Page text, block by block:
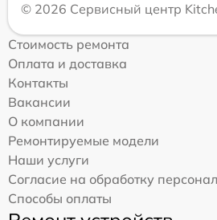
© 2026 Сервисный центр
Стоимость ремонта
Оплата и доставка
Контакты
Вакансии
О компании
Ремонтируемые модели
Наши услуги
Согласие на обработку
Способы оплаты